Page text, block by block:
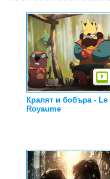
Кралят и бобъра - Le
Royaume